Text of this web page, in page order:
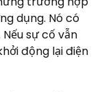
dụng. Nó có
sự cố vẫn
động lại điện